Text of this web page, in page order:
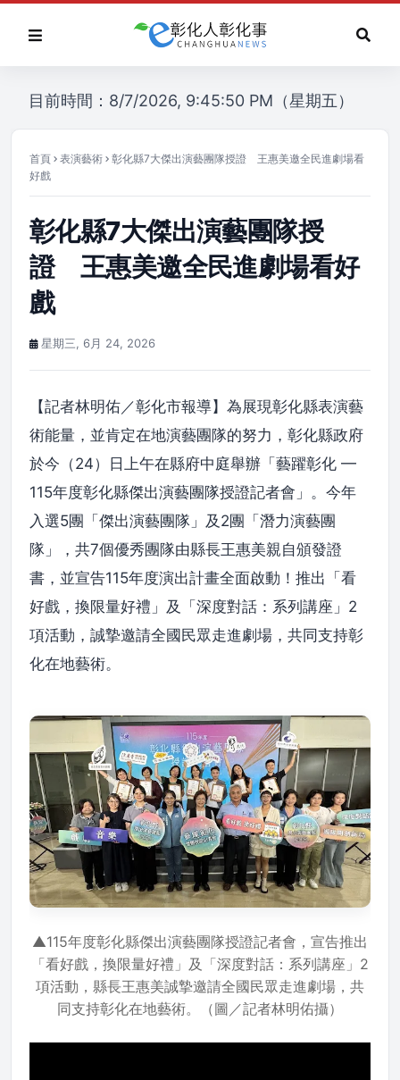
目前時間：8/7/2026, 9:45:50 PM（星期五）
首頁 表演藝術
彰化縣7大傑出演藝團隊授證 王惠美邀全民進劇場看
好戲
彰化縣7大傑出演藝團隊授
證 王惠美邀全民進劇場看好
戲
星期三, 6月 24, 2026
【記者林明佑／彰化市報導】為展現彰化縣表演藝
術能量，並肯定在地演藝團隊的努力，彰化縣政府
於今（24）日上午在縣府中庭舉辦「藝躍彰化 —
115年度彰化縣傑出演藝團隊授證記者會」。今年
入選5團「傑出演藝團隊」及2團「潛力演藝團
隊」，共7個優秀團隊由縣長王惠美親自頒發證
書，並宣告115年度演出計畫全面啟動！推出「看
好戲，換限量好禮」及「深度對話：系列講座」2
項活動，誠摯邀請全國民眾走進劇場，共同支持彰
化在地藝術。
▲115年度彰化縣傑出演藝團隊授證記者會，宣告推出
「看好戲，換限量好禮」及「深度對話：系列講座」2
項活動，縣長王惠美誠摯邀請全國民眾走進劇場，共
同支持彰化在地藝術。（圖／記者林明佑攝）